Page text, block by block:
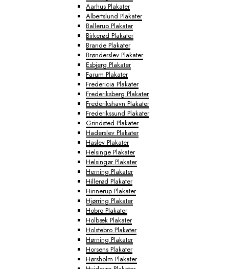
Aarhus Plakater
Albertslund Plakater
Ballerup Plakater
Birkerød Plakater
Brande Plakater
Brønderslev Plakater
Esbjerg Plakater
Farum Plakater
Fredericia Plakater
Frederiksberg Plakater
Frederikshavn Plakater
Frederikssund Plakater
Grindsted Plakater
Haderslev Plakater
Haslev Plakater
Helsinge Plakater
Helsingør Plakater
Herning Plakater
Hillerød Plakater
Hinnerup Plakater
Hjørring Plakater
Hobro Plakater
Holbæk Plakater
Holstebro Plakater
Hørning Plakater
Horsens Plakater
Hørsholm Plakater